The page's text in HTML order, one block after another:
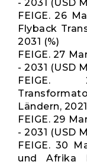
- 2031 (USD
FEIGE. 26
Flyback
2031 (%)
FEIGE. 27
- 2031 (USD
FEIGE.
Ländern,
FEIGE. 29
- 2031 (USD
FEIGE. 30
und Afrika